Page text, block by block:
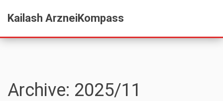
Kailash ArzneiKompass
Archive: 2025/11